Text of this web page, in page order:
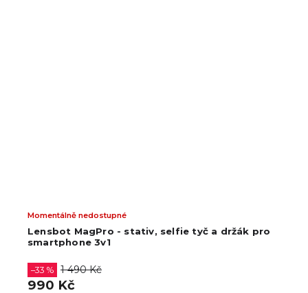
tyč a držák pro
LENSBOT SE-190 stativ pro